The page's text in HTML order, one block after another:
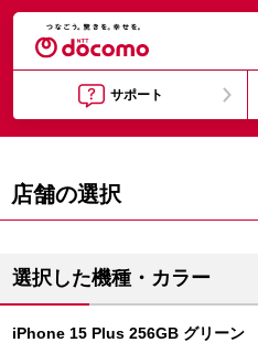
サポート
店舗の選択
選択した機種・カラー
iPhone 15 Plus 256GB グリーン